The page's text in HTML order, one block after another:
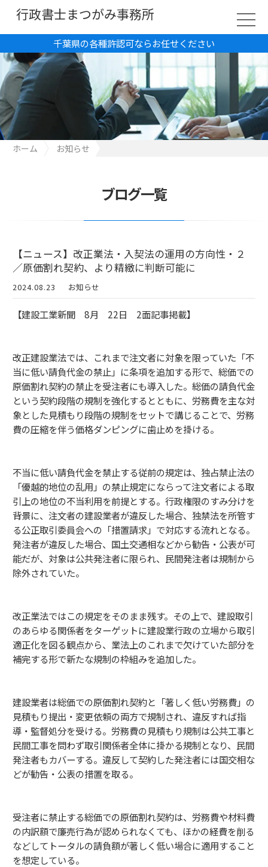
千葉県の各種許認可ならお任せください
行政書士まつがみ事務所
ホーム
お知らせ
ブログ一覧
【ニュース】改正業法・入契法の運用の方向性・２
／原価割れ契約、より精緻に判断可能に
2024.08.23 お知らせ
【建設工業新聞 8月 22日 2面記事掲載】
改正建設業法では、これまで注文者に対象を限っていた「不
当に低い請負代金の禁止」に条項を追加する形で、総価での
原価割れ契約の禁止を受注者にも導入した。総価の請負代金
という契約段階の規制を強化するとともに、労務費を主な対
象とした見積もり段階の規制をセットで講じることで、労務
費の圧縮を伴う価格ダンピングに歯止めを掛ける。
不当に低い請負代金を禁止する従前の規定は、独占禁止法の
「優越的地位の乱用」の禁止規定にならって注文者による取
引上の地位の不当利用を前提とする。行政権限のすみ分けを
背景に、注文者の建設業者が違反した場合、独禁法を所管す
る公正取引委員会への「措置請求」で対応する流れとなる。
発注者が違反した場合、国土交通相などから勧告・公表が可
能だが、対象は公共発注者に限られ、民間発注者は規制から
除外されていた。
改正業法ではこの規定をそのまま残す。その上で、建設取引
のあらゆる関係者をターゲットに建設業行政の立場から取引
適正化を図る観点から、業法上のこれまで欠けていた部分を
補完する形で新たな規制の枠組みを追加した。
建設業者は総価での原価割れ契約と「著しく低い労務費」の
見積もり提出・変更依頼の両方で規制され、違反すれば指
導・監督処分を受ける。労務費の見積もり規制は公共工事と
民間工事を問わず取引関係者全体に掛かる規制となり、民間
発注者もカバーする。違反して契約した発注者には国交相な
どが勧告・公表の措置を取る。
受注者に禁止する総価での原価割れ契約は、労務費や材料費
の内訳額で廉売行為が認められなくても、ほかの経費を削る
などしてトータルの請負額が著しく低い場合に適用すること
を想定している。